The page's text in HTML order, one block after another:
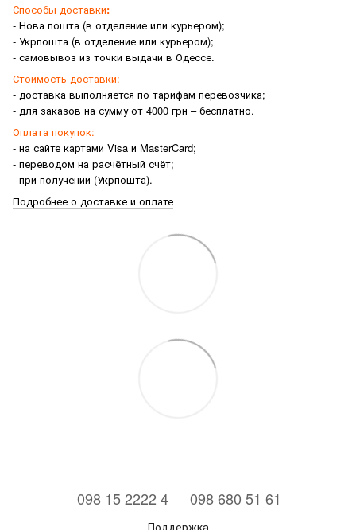
Способы доставки:
- Нова пошта (в отделение или курьером);
- Укрпошта (в отделение или курьером);
- самовывоз из точки выдачи в Одессе.
Стоимость доставки:
- доставка выполняется по тарифам перевозчика;
- для заказов на сумму от 4000 грн – бесплатно.
Оплата покупок:
- на сайте картами Visa и MasterCard;
- переводом на расчётный счёт;
- при получении (Укрпошта).
Подробнее о доставке и оплате
⠀098 15 2222 4 ⠀098 680 51 61
Поддержка